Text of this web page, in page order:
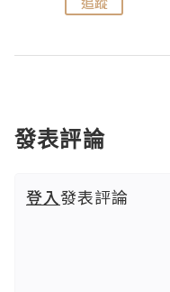
發表評論
登入發表評論